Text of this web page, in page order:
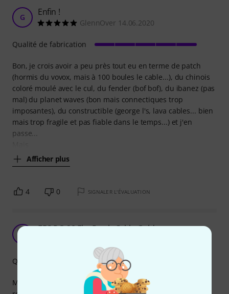
G Enfin !
GlennOver 14.06.2020
Bon, je crois avoir a peu près tout eu en terme de patch
(hormis du vovox, mais à 100 boules le cable...), du chinois
coloré moulé avec le cul, du fender (bof bof), du ibanez (pas
mal) du planet waves (bon mais connectiques trop
imposantes), du constructible (george l's, lava cables... bien
mais trop fragile et pas fiable dans le temps...) et j'en
passe...
Afficher plus
Qualité de fabrication
4 0 SIGNALER L'ÉVALUATION
EBS PG-28 Flat Patch Cable Gold
Meilleur cable à ce jour au niveau simplicité, place et
Qualité de fabrication